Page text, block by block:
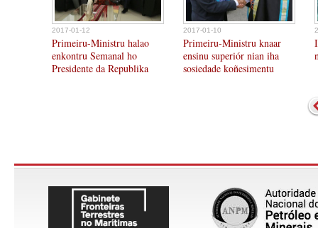
2017-01-12
Primeiru-Ministru halao
enkontru Semanal ho
Presidente da Republika
2017-01-10
Primeiru-Ministru knaar
ensinu superiór nian iha
sosiedade koñesimentu